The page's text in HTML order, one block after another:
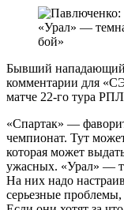
Бывший нападающий
комментарии для
матче 22-го тура
«Спартак» —
чемпионат. Тут
которая может
ужасных. «Урал» —
На них надо
серьезные проблемы,